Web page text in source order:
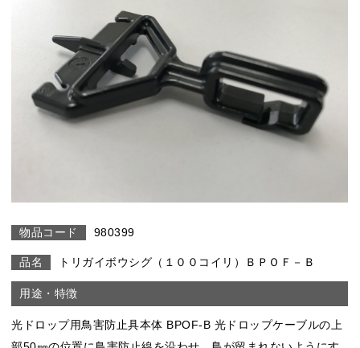
980399
トリガイボウシグ（１００コイリ）ＢＰＯＦ－Ｂ
光ドロップ用鳥害防止具本体 BPOF-B 光ドロップケーブルの上